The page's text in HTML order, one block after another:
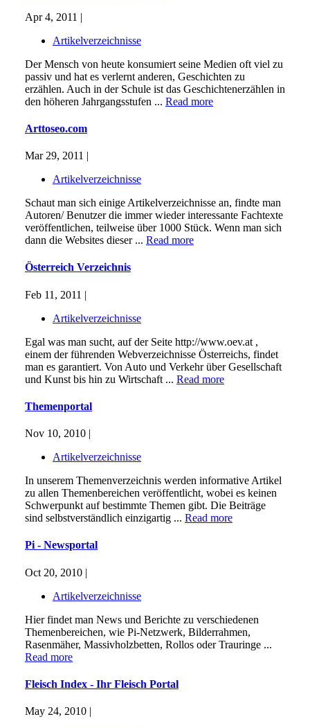
Apr 4, 2011 |
Artikelverzeichnisse
Der Mensch von heute konsumiert seine Medien oft viel zu
passiv und hat es verlernt anderen, Geschichten zu
erzählen. Auch in der Schule ist das Geschichtenerzählen in
den höheren Jahrgangsstufen ... Read more
Arttoseo.com
Mar 29, 2011 |
Artikelverzeichnisse
Schaut man sich einige Artikelverzeichnisse an, findte man
Autoren/ Benutzer die immer wieder interessante Fachtexte
veröffentlichen, teilweise über 1000 Stück. Wenn man sich
dann die Websites dieser ... Read more
Österreich Verzeichnis
Feb 11, 2011 |
Artikelverzeichnisse
Egal was man sucht, auf der Seite http://www.oev.at ,
einem der führenden Webverzeichnisse Österreichs, findet
man es garantiert. Von Auto und Verkehr über Gesellschaft
und Kunst bis hin zu Wirtschaft ... Read more
Themenportal
Nov 10, 2010 |
Artikelverzeichnisse
In unserem Themenverzeichnis werden informative Artikel
zu allen Themenbereichen veröffentlicht, wobei es keinen
Schwerpunkt auf bestimmte Themen gibt. Die Beiträge
sind selbstverständlich einzigartig ... Read more
Pi - Newsportal
Oct 20, 2010 |
Artikelverzeichnisse
Hier findet man News und Berichte zu verschiedenen
Themenbereichen, wie Pi-Netzwerk, Bilderrahmen,
Rasenmäher, Massivholzbetten, Rollos oder Trauringe ...
Read more
Fleisch Index - Ihr Fleisch Portal
May 24, 2010 |